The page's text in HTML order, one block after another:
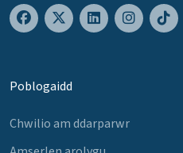
Poblogaidd
Chwilio am ddarparwr